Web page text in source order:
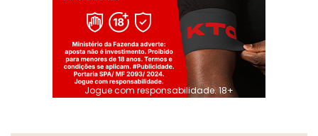
Jogue com responsabilidade. 18+